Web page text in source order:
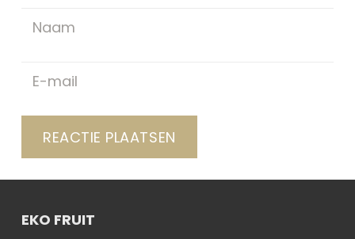
REACTIE PLAATSEN
EKO FRUIT